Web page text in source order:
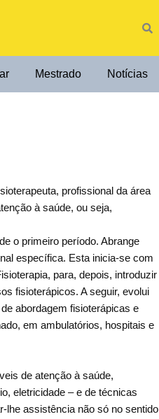
Mestrado Notícias
profissional da área
à saúde, ou seja,
o primeiro período. Abrange
específica. Esta inicia-se com
para, depois, introduzir
fisioterápicos. A seguir, evolui
abordagem fisioterápicas e
em ambulatórios, hospitais e
de atenção à saúde,
eletricidade – e de técnicas
lhe assistência não só no sentido